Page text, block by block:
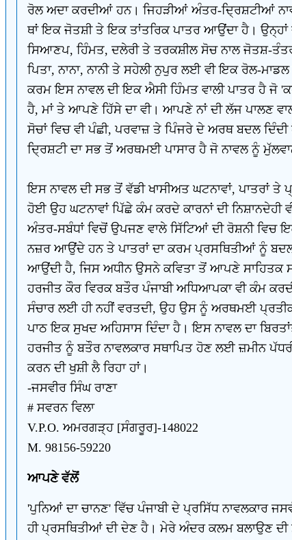
ਰੋਲ ਅਦਾ ਕਰਦੀਆਂ ਹਨ। ਜਿਹੜੀਆਂ ਅੰਤਰ-ਦ੍ਰਿਸ਼ਟੀਆਂ
ਥਾਂ ਇਕ ਜੋਤਸ਼ੀ ਤੇ ਇਕ ਤਾਂਤਰਿਕ ਪਾਤਰ ਆਉਂਦਾ ਹੈ।
ਸਿਆਣਪ, ਹਿੰਮਤ, ਦਲੇਰੀ ਤੇ ਤਰਕਸ਼ੀਲ ਸੋਚ ਨਾਲ ਜੋਤਸ਼-
ਪਿਤਾ, ਨਾਨਾ, ਨਾਨੀ ਤੇ ਸਹੇਲੀ ਨੁਪੁਰ ਲਈ ਵੀ ਇਕ ਰੋਲ-
ਕਰਮ ਇਸ ਨਾਵਲ ਦੀ ਇਕ ਐਸੀ ਹਿੰਮਤ ਵਾਲੀ ਪਾਤਰ ਹੈ ਜੋ
ਹੈ, ਮਾਂ ਤੇ ਆਪਣੇ ਹਿੱਸੇ ਦਾ ਵੀ। ਆਪਣੇ ਨਾਂ ਦੀ ਲੱਜ ਪਾਲਣ
ਸੋਚਾਂ ਵਿਚ ਵੀ ਪੰਛੀ, ਪਰਵਾਜ਼ ਤੇ ਪਿੰਜਰੇ ਦੇ ਅਰਥ ਬਦਲ
ਦ੍ਰਿਸ਼ਟੀ ਦਾ ਸਭ ਤੋਂ ਅਰਥਮਈ ਪਾਸਾਰ ਹੈ ਜੋ ਨਾਵਲ ਨੂੰ
ਇਸ ਨਾਵਲ ਦੀ ਸਭ ਤੋਂ ਵੱਡੀ ਖਾਸੀਅਤ ਘਟਨਾਵਾਂ, ਪਾਤਰਾਂ ਤੇ
ਹੋਈ ਉਹ ਘਟਨਾਵਾਂ ਪਿੱਛੇ ਕੰਮ ਕਰਦੇ ਕਾਰਨਾਂ ਦੀ ਨਿਸ਼ਾਨਦੇਹੀ
ਅੰਤਰ-ਸਬੰਧਾਂ ਵਿਚੋਂ ਉਪਜਣ ਵਾਲੇ ਸਿੱਟਿਆਂ ਦੀ ਰੋਸ਼ਨੀ ਵਿਚ
ਨਜ਼ਰ ਆਉਂਦੇ ਹਨ ਤੇ ਪਾਤਰਾਂ ਦਾ ਕਰਮ ਪ੍ਰਸਥਿਤੀਆਂ ਨੂੰ
ਆਉਂਦੀ ਹੈ, ਜਿਸ ਅਧੀਨ ਉਸਨੇ ਕਵਿਤਾ ਤੋਂ ਆਪਣੇ ਸਾਹਿਤਕ
ਹਰਜੀਤ ਕੌਰ ਵਿਰਕ ਬਤੌਰ ਪੰਜਾਬੀ ਅਧਿਆਪਕਾ ਵੀ ਕੰਮ
ਸੰਚਾਰ ਲਈ ਹੀ ਨਹੀਂ ਵਰਤਦੀ, ਉਹ ਉਸ ਨੂੰ ਅਰਥਮਈ
ਪਾਠ ਇਕ ਸੁਖਦ ਅਹਿਸਾਸ ਦਿੰਦਾ ਹੈ। ਇਸ ਨਾਵਲ ਦਾ
ਹਰਜੀਤ ਨੂੰ ਬਤੌਰ ਨਾਵਲਕਾਰ ਸਥਾਪਿਤ ਹੋਣ ਲਈ ਜ਼ਮੀਨ
ਕਰਨ ਦੀ ਖੁਸ਼ੀ ਲੈ ਰਿਹਾ ਹਾਂ।
-ਜਸਵੀਰ ਸਿੰਘ ਰਾਣਾ
# ਸਵਰਨ ਵਿਲਾ
V.P.O. ਅਮਰਗੜ੍ਹ [ਸੰਗਰੂਰ]-148022
M. 98156-59220
ਆਪਣੇ ਵੱਲੋਂ
'ਪੁਨਿਆਂ ਦਾ ਚਾਨਣ' ਵਿੱਚ ਪੰਜਾਬੀ ਦੇ ਪ੍ਰਸਿੱਧ ਨਾਵਲਕਾਰ
ਹੀ ਪ੍ਰਸਥਿਤੀਆਂ ਦੀ ਦੇਣ ਹੈ। ਮੇਰੇ ਅੰਦਰ ਕਲਮ ਬਲਾਉਣ